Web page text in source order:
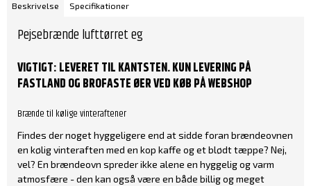
Beskrivelse Specifikationer
Pejsebrænde lufttørret eg
VIGTIGT: LEVERET TIL KANTSTEN. KUN LEVERING PÅ
FASTLAND OG BROFASTE ØER VED KØB PÅ WEBSHOP
Brænde til kølige vinteraftener
Findes der noget hyggeligere end at sidde foran brændeovnen
en kølig vinteraften med en kop kaffe og et blødt tæppe? Nej,
vel? En brændeovn spreder ikke alene en hyggelig og varm
atmosfære - den kan også være en både billig og meget